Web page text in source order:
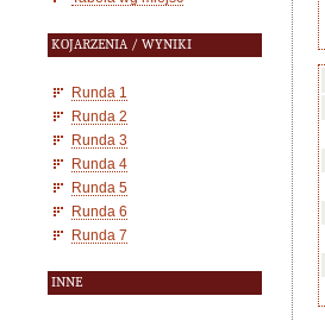
KOJARZENIA / WYNIKI
Runda 1
Runda 2
Runda 3
Runda 4
Runda 5
Runda 6
Runda 7
INNE